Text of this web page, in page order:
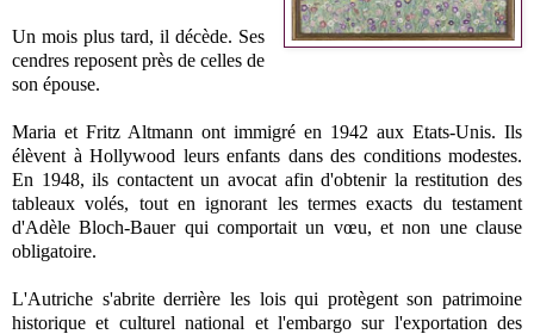
Un mois plus tard, il décède. Ses
cendres reposent près de celles de
son épouse.
Maria et Fritz Altmann ont immigré en 1942 aux Etats-Unis. Ils
élèvent à Hollywood leurs enfants dans des conditions modestes.
En 1948, ils contactent un avocat afin d'obtenir la restitution des
tableaux volés, tout en ignorant les termes exacts du testament
d'Adèle Bloch-Bauer qui comportait un vœu, et non une clause
obligatoire.
L'Autriche s'abrite derrière les lois qui protègent son patrimoine
historique et culturel national et l'embargo sur l'exportation des